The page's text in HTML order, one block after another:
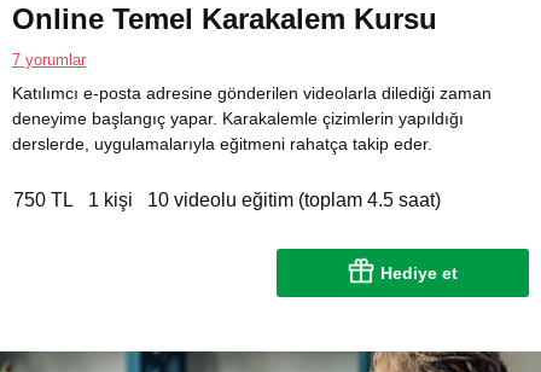
Online Temel Karakalem Kursu
7 yorumlar
Katılımcı e-posta adresine gönderilen videolarla dilediği zaman
deneyime başlangıç yapar. Karakalemle çizimlerin yapıldığı
derslerde, uygulamalarıyla eğitmeni rahatça takip eder.
750 TL 1 kişi 10 videolu eğitim (toplam 4.5 saat)
Hediye et